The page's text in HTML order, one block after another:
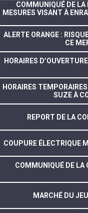
COMMUNIQUÉ DE LA
MESURES VISANT À
ALERTE ORANGE :
CE
HORAIRES
HORAIRES
SUZE À
REPORT DE LA
COUPURE ÉLECTRIQUE
COMMUNIQUÉ DE LA
MARCHÉ DU